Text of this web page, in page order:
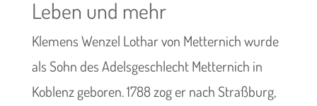
Leben und mehr
Klemens Wenzel Lothar von Metternich wurde
als Sohn des Adelsgeschlecht Metternich in
Koblenz geboren. 1788 zog er nach Straßburg,